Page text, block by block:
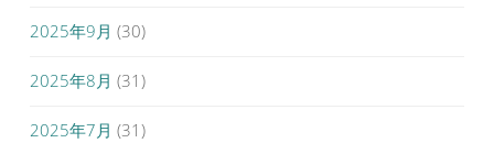
2025年9月 (30)
2025年8月 (31)
2025年7月 (31)